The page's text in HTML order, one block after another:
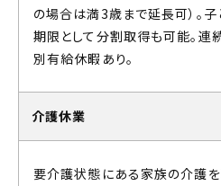
の場合は満3歳まで延長可）。
期限として分割取得も可能。
別有給休暇あり。
介護休業
要介護状態にある家族の介護